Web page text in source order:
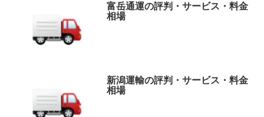
富岳通運の評判・サービス・料金
相場
新潟運輸の評判・サービス・料金
相場